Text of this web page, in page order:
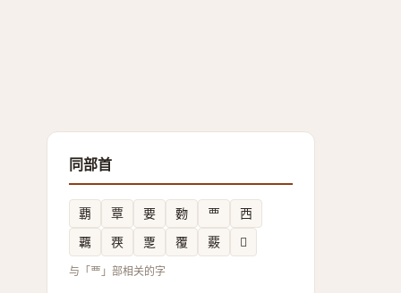
同部首
覇 覃 要 覅 覀
西
覊
覄 覂 覆 覈 𬡺
与「覀」部相关的字